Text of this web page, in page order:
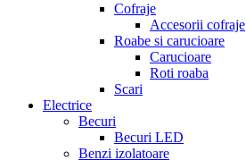
Cofraje
Accesorii cofraje
Roabe si carucioare
Carucioare
Roti roaba
Scari
Electrice
Becuri
Becuri LED
Benzi izolatoare